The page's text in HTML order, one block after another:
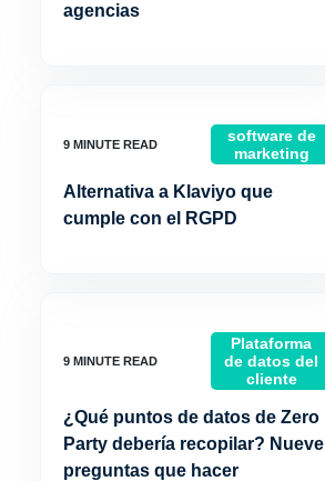
agencias
software de
marketing
Alternativa a Klaviyo que
cumple con el RGPD
Plataforma
de datos del
cliente
¿Qué puntos de datos de Zero
Party debería recopilar? Nueve
preguntas que hacer